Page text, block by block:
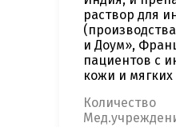
раствор для
и Доум»,
пациентов с
кожи и мягких
Количество